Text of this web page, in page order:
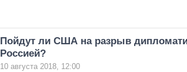
Пойдут ли США на разрыв
Россией?
10 августа 2018, 12:00